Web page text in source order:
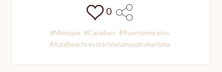
0
#Mexique #Caraibes #Puertomorelos
#Azulbeachresortrivieramayabykarisma